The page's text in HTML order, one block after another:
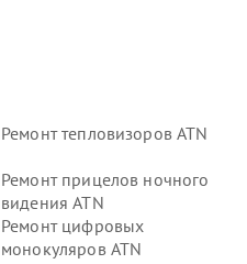
Ремонт тепловизоров ATN
Ремонт прицелов ночного
видения ATN
Ремонт цифровых
монокуляров ATN